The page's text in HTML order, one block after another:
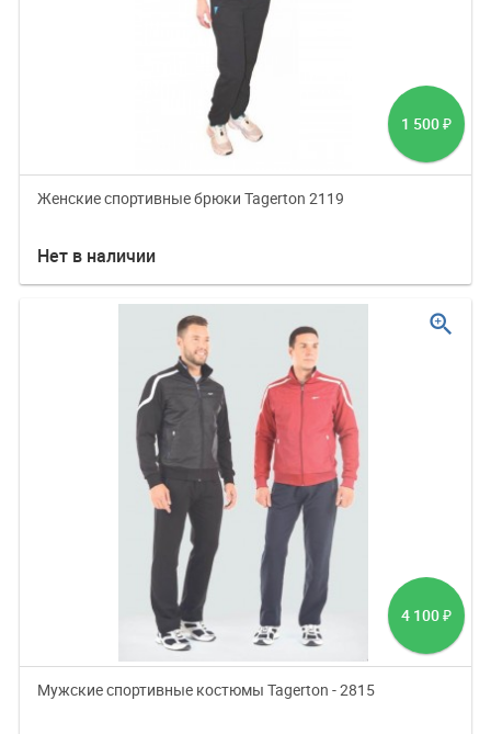
1 500 ₽
Женские спортивные брюки Tagerton 2119
Нет в наличии
4 100 ₽
Мужские спортивные костюмы Tagerton - 2815
zoom_in